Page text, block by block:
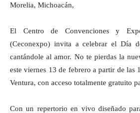
Morelia, Michoacán,
El Centro de Convenciones y
(Ceconexpo) invita a celebrar el Día
cantándole al amor. No te pierdas la
este viernes 13 de febrero a partir de las
Ventura, con acceso totalmente gratuito
Con un repertorio en vivo diseñado